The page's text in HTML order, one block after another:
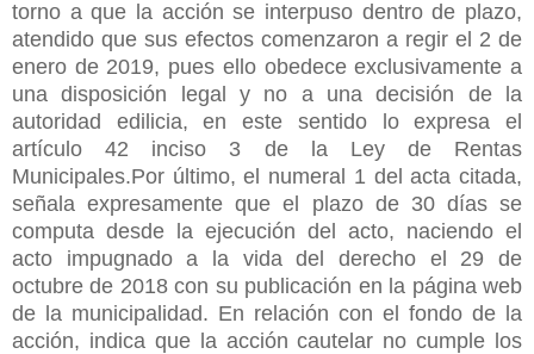
torno a que la acción se interpuso dentro de plazo,
atendido que sus efectos comenzaron a regir el 2 de
enero de 2019, pues ello obedece exclusivamente a
una disposición legal y no a una decisión de la
autoridad edilicia, en este sentido lo expresa el
artículo 42 inciso 3 de la Ley de Rentas
Municipales.Por último, el numeral 1 del acta citada,
señala expresamente que el plazo de 30 días se
computa desde la ejecución del acto, naciendo el
acto impugnado a la vida del derecho el 29 de
octubre de 2018 con su publicación en la página web
de la municipalidad. En relación con el fondo de la
acción, indica que la acción cautelar no cumple los